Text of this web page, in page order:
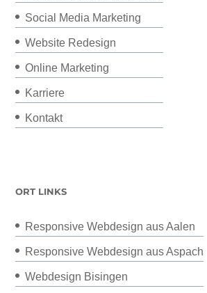
Social Media Marketing
Website Redesign
Online Marketing
Karriere
Kontakt
ORT LINKS
Responsive Webdesign aus Aalen
Responsive Webdesign aus Aspach
Webdesign Bisingen